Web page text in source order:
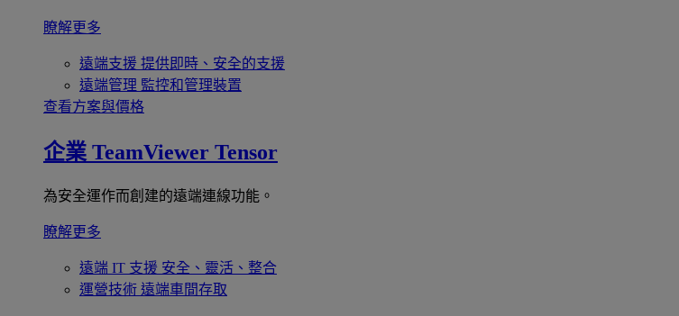
瞭解更多
遠端支援 提供即時、安全的支援
遠端管理 監控和管理裝置
查看方案與價格
企業 TeamViewer Tensor
為安全運作而創建的遠端連線功能。
瞭解更多
遠端 IT 支援 安全、靈活、整合
運營技術 遠端車間存取